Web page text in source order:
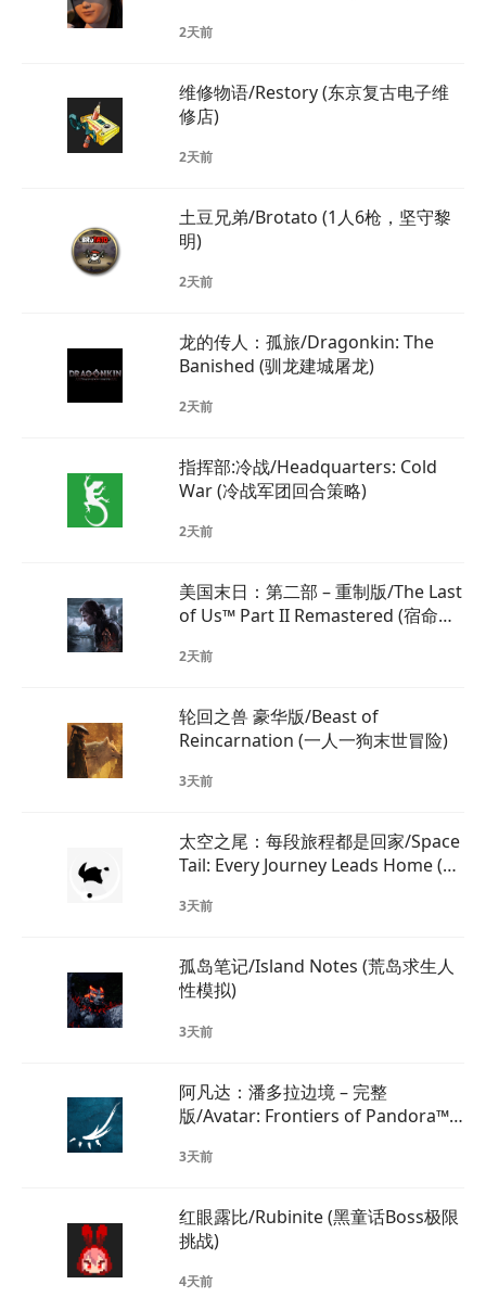
2天前
维修物语/Restory (东京复古电子维
修店)
2天前
土豆兄弟/Brotato (1人6枪，坚守黎
明)
2天前
龙的传人：孤旅/Dragonkin: The
Banished (驯龙建城屠龙)
2天前
指挥部:冷战/Headquarters: Cold
War (冷战军团回合策略)
2天前
美国末日：第二部 – 重制版/The Last
of Us™ Part II Remastered (宿命之
2天前
轮回之兽 豪华版/Beast of
Reincarnation (一人一狗末世冒险)
3天前
太空之尾：每段旅程都是回家/Space
Tail: Every Journey Leads Home (太
3天前
孤岛笔记/Island Notes (荒岛求生人
性模拟)
3天前
阿凡达：潘多拉边境 – 完整
版/Avatar: Frontiers of Pandora™
3天前
红眼露比/Rubinite (黑童话Boss极限
挑战)
4天前